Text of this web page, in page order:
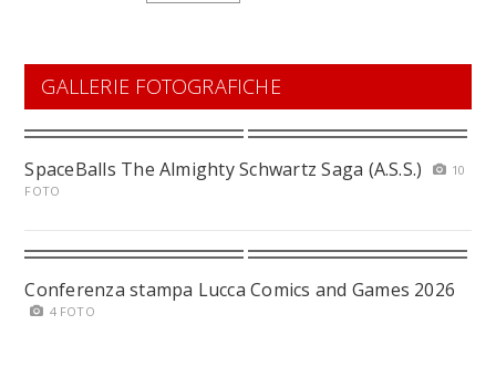
GALLERIE FOTOGRAFICHE
SpaceBalls The Almighty Schwartz Saga (A.S.S.)
10
FOTO
Conferenza stampa Lucca Comics and Games 2026
4 FOTO